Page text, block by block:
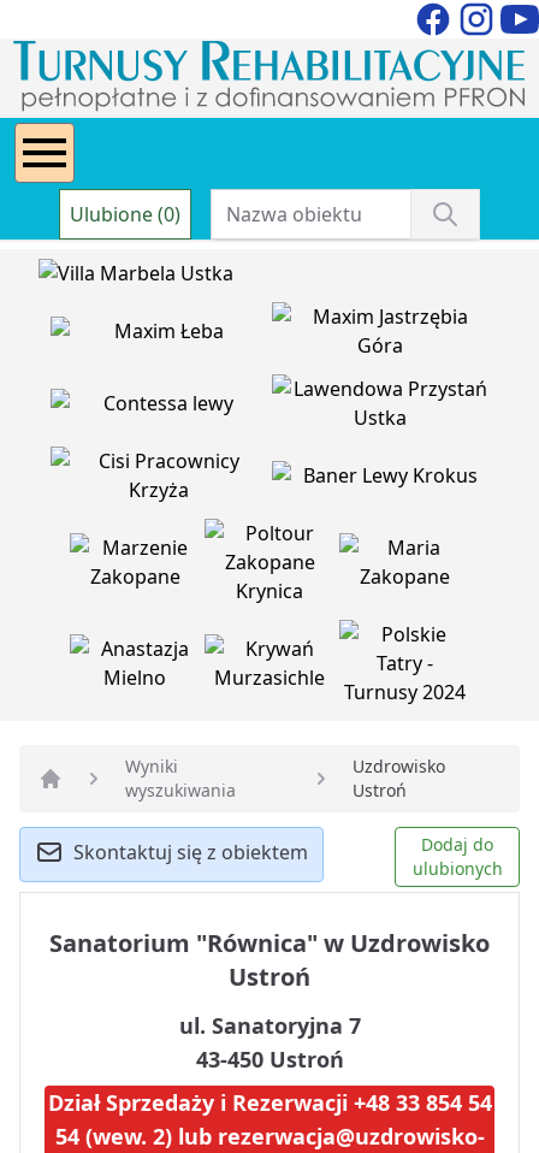
Ulubione (0)
Strona główna
Wyniki
wyszukiwania
Uzdrowisko
Ustroń
Skontaktuj się z obiektem
Dodaj do
ulubionych
Sanatorium "Równica" w Uzdrowisko
Ustroń
ul. Sanatoryjna 7
43-450 Ustroń
Dział Sprzedaży i Rezerwacji +48 33 854 54
54 (wew. 2) lub rezerwacja@uzdrowisko-